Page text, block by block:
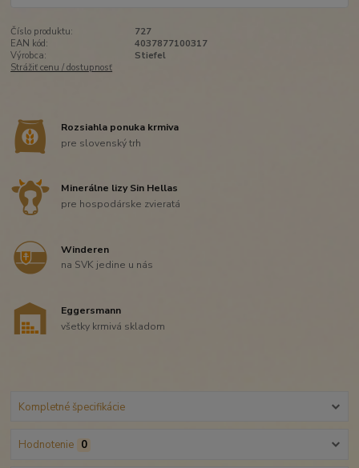
Číslo produktu:
727
EAN kód:
4037877100317
Výrobca:
Stiefel
Strážiť cenu / dostupnosť
Rozsiahla ponuka krmiva
pre slovenský trh
Minerálne lizy Sin Hellas
pre hospodárske zvieratá
Winderen
na SVK jedine u nás
Eggersmann
všetky krmivá skladom
Kompletné špecifikácie
Hodnotenie 0